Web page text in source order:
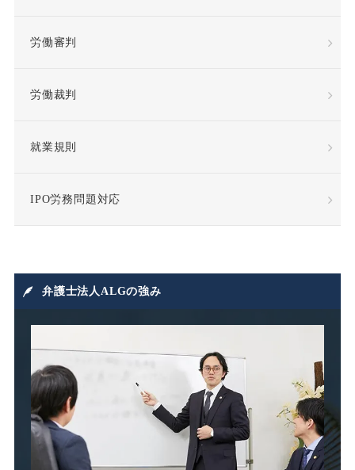
損害賠償 損害賠償請求
改正高年法
日雇派遣
労働審判
労働裁判
就業規則
IPO労務問題対応
弁護士法人ALGの強み